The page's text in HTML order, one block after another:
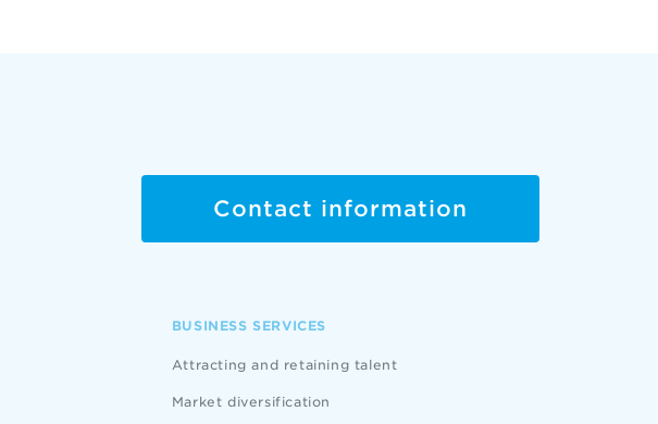
Contact information
BUSINESS SERVICES
Attracting and retaining talent
Market diversification